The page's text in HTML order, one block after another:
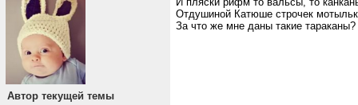
Автор текущей темы
Отдушиной Катюше строчек
За что же мне даны такие тараканы?